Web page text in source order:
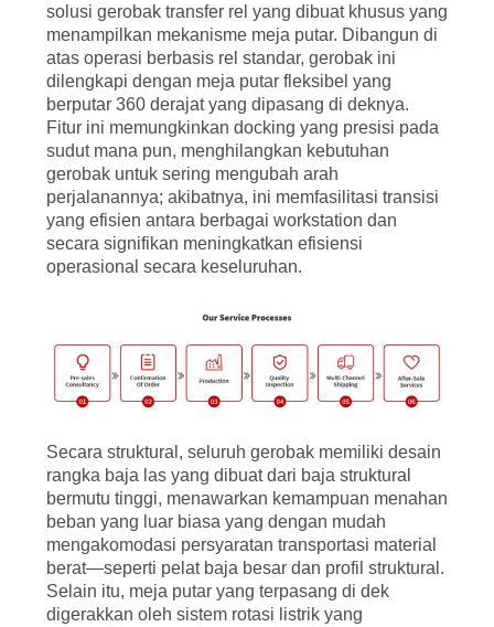
solusi gerobak transfer rel yang dibuat khusus yang
menampilkan mekanisme meja putar. Dibangun di
atas operasi berbasis rel standar, gerobak ini
dilengkapi dengan meja putar fleksibel yang
berputar 360 derajat yang dipasang di deknya.
Fitur ini memungkinkan docking yang presisi pada
sudut mana pun, menghilangkan kebutuhan
gerobak untuk sering mengubah arah
perjalanannya; akibatnya, ini memfasilitasi transisi
yang efisien antara berbagai workstation dan
secara signifikan meningkatkan efisiensi
operasional secara keseluruhan.
Secara struktural, seluruh gerobakmemiliki desain
rangka baja las yang dibuat dari baja struktural
bermutu tinggi, menawarkan kemampuan menahan
beban yang luar biasa yang dengan mudah
mengakomodasi persyaratan transportasi material
berat—seperti pelat baja besar dan profil struktural.
Selain itu, meja putar yang terpasang di dek
digerakkan oleh sistem rotasi listrik yang